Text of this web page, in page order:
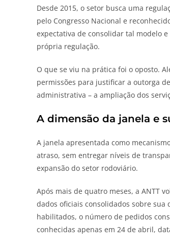
Desde 2015, o setor busca uma
pelo Congresso Nacional e
expectativa de consolidar tal modelo
própria regulação.
O que se viu na prática foi o oposto.
permissões para justificar a outorga
administrativa – a ampliação dos
A dimensão da janela e
A janela apresentada como
atraso, sem entregar níveis de
expansão do setor rodoviário.
Após mais de quatro meses, a ANTT
dados oficiais consolidados sobre
habilitados, o número de pedidos
conhecidas apenas em 24 de abril,